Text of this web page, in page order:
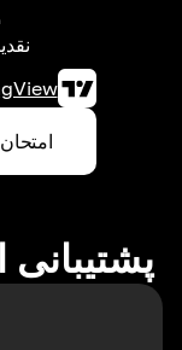
پشتیبانی از